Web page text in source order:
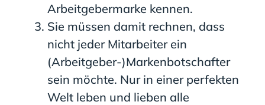
Arbeitgebermarke kennen.
Sie müssen damit rechnen, dass
nicht jeder Mitarbeiter ein
(Arbeitgeber-)Markenbotschafter
sein möchte. Nur in einer perfekten
Welt leben und lieben alle